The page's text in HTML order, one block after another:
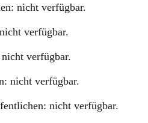
nicht verfügbar.
nicht verfügbar.
nicht verfügbar.
nicht verfügbar.
nicht verfügbar.